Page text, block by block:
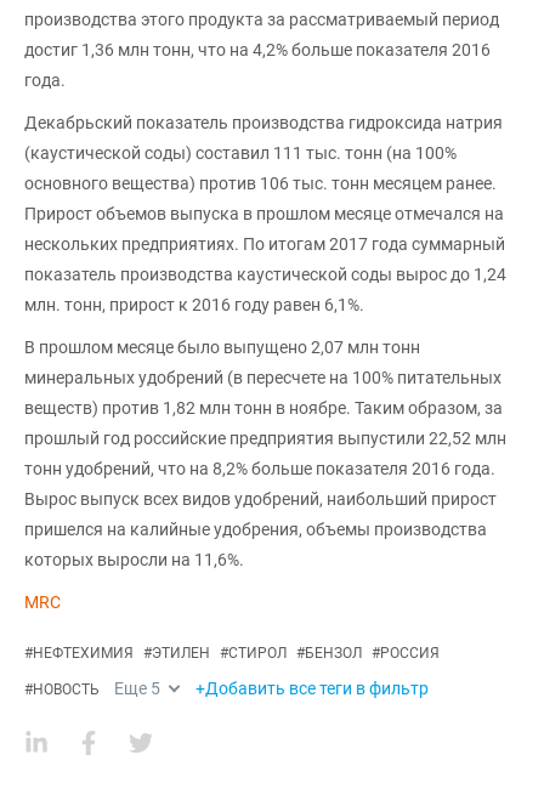
производства этого продукта за рассматриваемый период
достиг 1,36 млн тонн, что на 4,2% больше показателя 2016
года.
Декабрьский показатель производства гидроксида натрия
(каустической соды) составил 111 тыс. тонн (на 100%
основного вещества) против 106 тыс. тонн месяцем ранее.
Прирост объемов выпуска в прошлом месяце отмечался на
нескольких предприятиях. По итогам 2017 года суммарный
показатель производства каустической соды вырос до 1,24
млн. тонн, прирост к 2016 году равен 6,1%.
В прошлом месяце было выпущено 2,07 млн тонн
минеральных удобрений (в пересчете на 100% питательных
веществ) против 1,82 млн тонн в ноябре. Таким образом, за
прошлый год российские предприятия выпустили 22,52 млн
тонн удобрений, что на 8,2% больше показателя 2016 года.
Вырос выпуск всех видов удобрений, наибольший прирост
пришелся на калийные удобрения, объемы производства
которых выросли на 11,6%.
MRC
#НЕФТЕХИМИЯ #ЭТИЛЕН #СТИРОЛ #БЕНЗОЛ #РОССИЯ
#НОВОСТЬ Еще 5 +Добавить все теги в фильтр